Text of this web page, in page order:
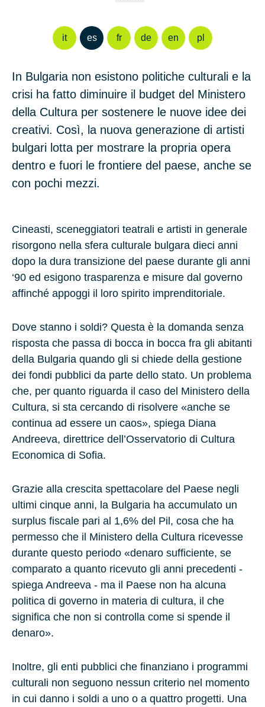
it es fr de en pl
In Bulgaria non esistono politiche culturali e la
crisi ha fatto diminuire il budget del Ministero
della Cultura per sostenere le nuove idee dei
creativi. Così, la nuova generazione di artisti
bulgari lotta per mostrare la propria opera
dentro e fuori le frontiere del paese, anche se
con pochi mezzi.
Cineasti, sceneggiatori teatrali e artisti in generale
risorgono nella sfera culturale bulgara dieci anni
dopo la dura transizione del paese durante gli anni
‘90 ed esigono trasparenza e misure dal governo
affinché appoggi il loro spirito imprenditoriale.
Dove stanno i soldi? Questa è la domanda senza
risposta che passa di bocca in bocca fra gli abitanti
della Bulgaria quando gli si chiede della gestione
dei fondi pubblici da parte dello stato. Un problema
che, per quanto riguarda il caso del Ministero della
Cultura, si sta cercando di risolvere «anche se
continua ad essere un caos», spiega Diana
Andreeva, direttrice dell’Osservatorio di Cultura
Economica di Sofia.
Grazie alla crescita spettacolare del Paese negli
ultimi cinque anni, la Bulgaria ha accumulato un
surplus fiscale pari al 1,6% del Pil, cosa che ha
permesso che il Ministero della Cultura ricevesse
durante questo periodo «denaro sufficiente, se
comparato a quanto ricevuto gli anni precedenti -
spiega Andreeva - ma il Paese non ha alcuna
politica di governo in materia di cultura, il che
significa che non si controlla come si spende il
denaro».
Inoltre, gli enti pubblici che finanziano i programmi
culturali non seguono nessun criterio nel momento
in cui danno i soldi a uno o a quattro progetti. Una